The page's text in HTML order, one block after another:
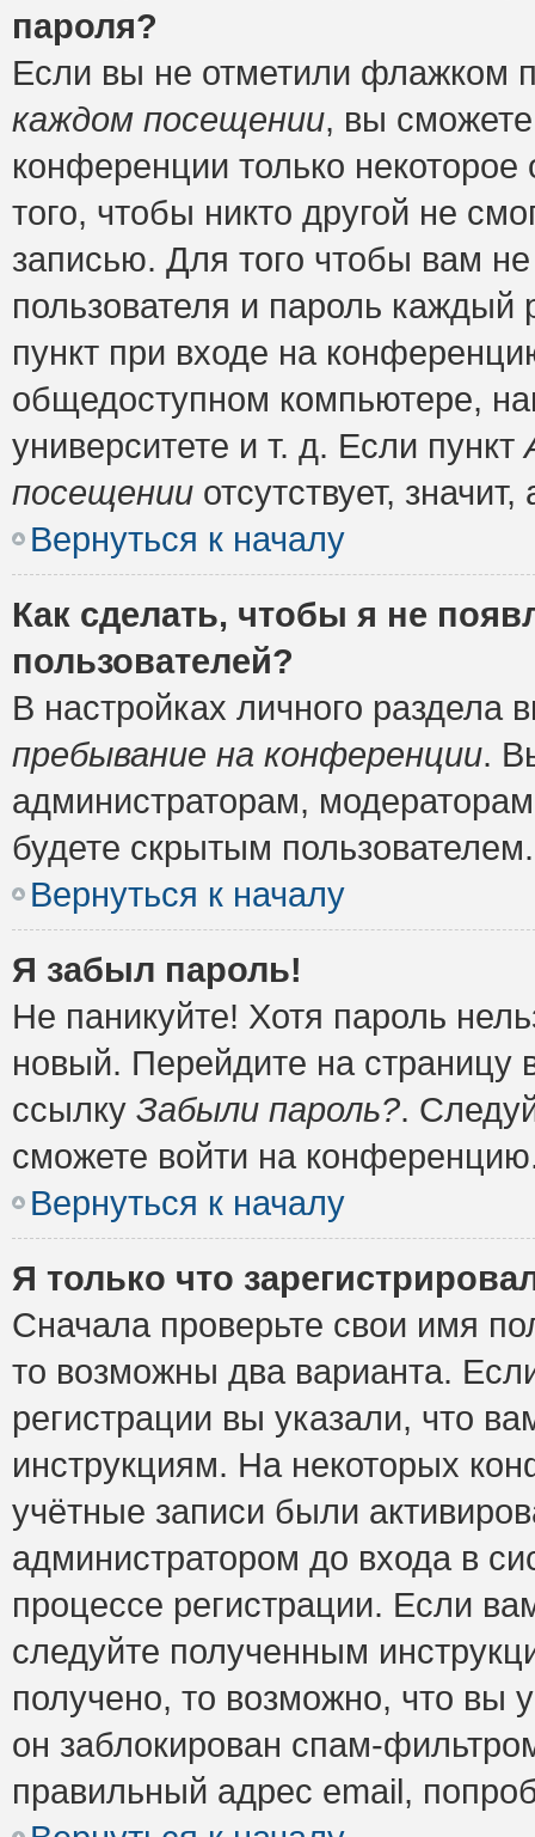
пароля?
Если вы не отметили флажком
каждом посещении, вы
конференции только
того, чтобы никто другой не
записью. Для того чтобы вам
пользователя и пароль
пункт при входе на
общедоступном компьютере,
университете и т. д. Если пункт
посещении отсутствует,
Вернуться к началу
Как сделать, чтобы я не
пользователей?
В настройках личного
пребывание на конференции.
администраторам,
будете скрытым пользователем.
Вернуться к началу
Я забыл пароль!
Не паникуйте! Хотя пароль
новый. Перейдите на
ссылку Забыли пароль?.
сможете войти на
Вернуться к началу
Я только что
Сначала проверьте свои имя
то возможны два варианта.
регистрации вы указали, что
инструкциям. На некоторых
учётные записи были
администратором до входа в
процессе регистрации. Если
следуйте полученным
получено, то возможно, что вы
он заблокирован спам-
правильный адрес email,